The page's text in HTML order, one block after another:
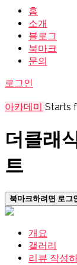
홈
소개
블로그
북마크
문의
로그인
아카데미 Starts
더클래
트
북마크하려면 로그
개요
갤러리
리뷰 작성하